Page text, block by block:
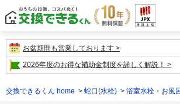
お盆期間も営業しております
2026年度のお得な補助金制度を詳しく解説！
交換できるくん home 蛇口(水栓) 浴室水栓・お風